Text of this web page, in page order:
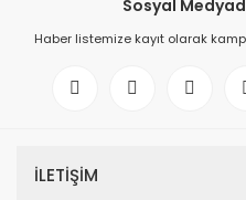
Sosyal
Haber listemize kayıt olarak
İLETİŞİM